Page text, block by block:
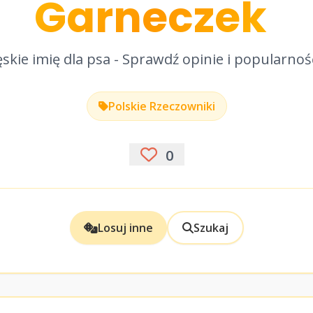
Garneczek
imię dla psa - Sprawdź opinie i
Polskie Rzeczowniki
0
Losuj inne Szukaj